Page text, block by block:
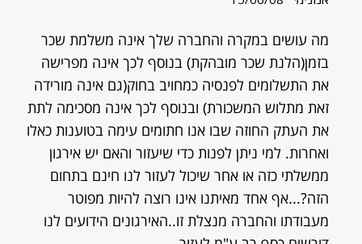
מה עושים במקרה והחברה שלך אינה משלמת שכר
בזמן(הלנת שכר מובהקת) בנוסף לכך אינה מפרישה
את התשלומים לפנסיה כמחויב בחוק(גם אינה מורידה
זאת מתלוש המשכורת) ובנוסף לכך אינה מסכימה לתת
את העתק החוזה שבו אנו חתומים עימה בטוענות כאלו
ואחרות. למי ניתן לפנות כדי שיעזור והאם יש אירגון
ממשלתי כזה או אחר שיכול לעזור לנו חינם בתחום
הזה?...אף אחד מאיתנו אינו רוצה להיות מפוטר
מעבודתו והחברה מנצלת זו..האירגונים הידועים לנו